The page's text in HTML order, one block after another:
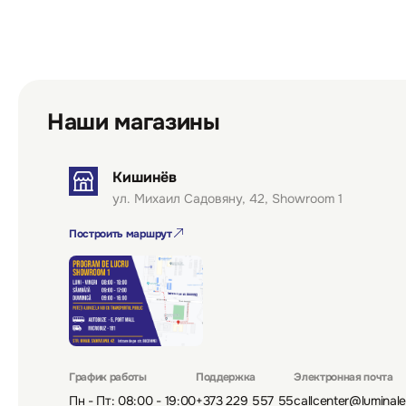
Наши магазины
Кишинёв
ул. Михаил Садовяну, 42, Showroom 1
Построить маршрут
График работы
Пн - Пт: 08:00 - 19:00
Поддержка
+373 229 557 55
Электронная почта